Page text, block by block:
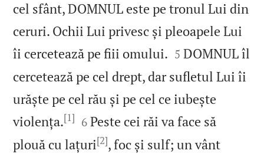
cel sfânt, DOMNUL este pe tronul Lui din
ceruri. Ochii Lui privesc și pleoapele Lui
îi cercetează pe fiii omului. 

5 DOMNUL îl
cercetează pe cel drept, dar sufletul Lui îi
urăște pe cel rău și pe cel ce iubește
violența.[1] 

6 Peste cei răi va face să
plouă cu lațuri[2], foc și sulf; un vânt